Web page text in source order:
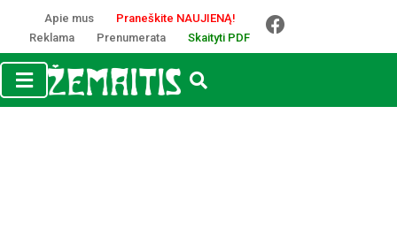
Apie mus
Praneškite NAUJIENĄ!
Reklama
Prenumerata Skaityti PDF